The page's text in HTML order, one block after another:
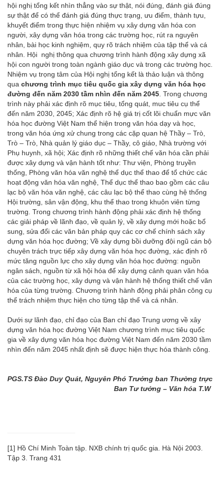
hội nghị tổng kết nhìn thẳng vào sự thật, nói đúng, đánh giá đúng
sự thật để có thể đánh giá đúng thực trạng, ưu điểm, thành tựu,
khuyết điểm trong thực hiện nhiệm vụ xây dựng văn hóa con
người, xây dựng văn hóa trong các trường học, rút ra nguyên
nhân, bài học kinh nghiệm, quy rõ trách nhiệm của tập thể và cá
nhân. Hội nghị thông qua chương trình hành động xây dựng xã
hội con người trong toàn ngành giáo dục và trong các trường học.
Nhiệm vụ trọng tâm của Hội nghị tổng kết là thảo luận và thông
qua chương trình mục tiêu quốc gia xây dựng văn hóa học
đường đến năm 2030 tầm nhìn đến năm 2045 . Trong chương
trình này phải xác định rõ mục tiêu, tổng quát, muc tiêu cụ thể
đến năm 2030, 2045; Xác định rõ hệ giá trị cốt lõi chuẩn mực văn
hóa học đường Việt Nam thể hiện trong văn hóa dạy và học,
trong văn hóa ứng xử chung trong các cặp quan hệ Thầy – Trò,
Trò – Trò, Nhà quản lý giáo dục – Thầy, cô giáo, Nhà trường với
Phụ huynh, xã hội; Xác định rõ những thiết chế văn hóa cần phải
được xây dựng và vận hành tốt như: Thư viện, Phòng truyền
thống, Phòng văn hóa văn nghệ thể dục thể thao để tổ chức các
hoạt động văn hóa văn nghệ, Thể dục thể thao bao gồm các câu
lạc bộ văn hóa văn nghệ, các câu lạc bộ thể thao cùng hệ thống
Hội trường, sân vận động, khu thể thao trong khuôn viên từng
trường. Trong chương trình hành động phải xác định hệ thống
các giải pháp về lãnh đạo, về quản lý, về xây dựng mới hoặc bổ
sung, sửa đổi các văn bản pháp quy các cơ chế chính sách xây
dựng văn hóa học đường; Về xây dựng bồi dưỡng đội ngũ cán bộ
chuyên trách trực tiếp xây dựng văn hóa học đường, xác định rõ
mức tăng nguồn lực cho xây dựng văn hóa học đường: nguồn
ngân sách, nguồn từ xã hội hóa để xây dựng cảnh quan văn hóa
của các trường học, xây dựng và vận hành hệ thống thiết chế văn
hóa của từng trường. Chương trình hành động phải phân công cụ
thể trách nhiệm thực hiện cho từng tập thể và cá nhân.
Dưới sự lãnh đạo, chỉ đạo của Ban chỉ đạo Trung ương về xây
dựng văn hóa học đường Việt Nam chương trình mục tiêu quốc
gia về xây dựng văn hóa học đường Việt Nam đến năm 2030 tầm
nhìn đến năm 2045 nhất định sẽ được hiện thực hóa thành công.
PGS.TS Đào Duy Quát, Nguyên Phó Trưởng ban Thường trực
Ban Tư tưởng – Văn hóa T.W
[1] Hồ Chí Minh Toàn tập. NXB chính trị quốc gia. Hà Nội 2003.
Tập 3. Trang 431